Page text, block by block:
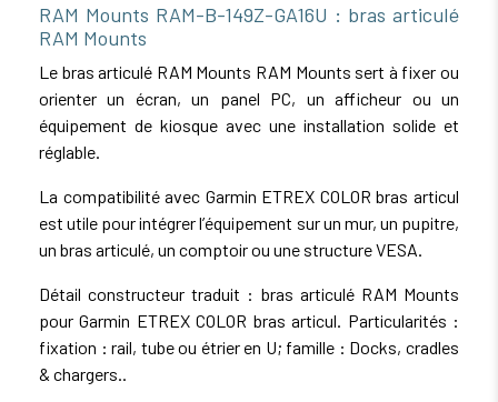
RAM Mounts RAM-B-149Z-GA16U : bras articulé
RAM Mounts
Le bras articulé RAM Mounts RAM Mounts sert à fixer ou
orienter un écran, un panel PC, un afficheur ou un
équipement de kiosque avec une installation solide et
réglable.
La compatibilité avec Garmin ETREX COLOR bras articul
est utile pour intégrer l’équipement sur un mur, un pupitre,
un bras articulé, un comptoir ou une structure VESA.
Détail constructeur traduit : bras articulé RAM Mounts
pour Garmin ETREX COLOR bras articul. Particularités :
fixation : rail, tube ou étrier en U; famille : Docks, cradles
& chargers..